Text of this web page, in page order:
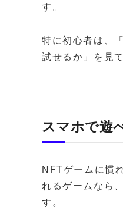
す。
特に初心者は、
試せるか」を見
スマホで遊
NFTゲームに慣
れるゲームなら
す。